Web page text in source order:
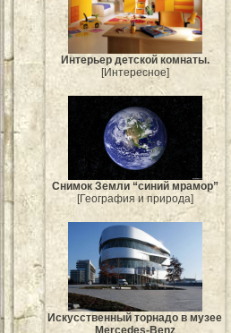
Интерьер детской комнаты.
[Интересное]
Снимок Земли “синий мрамор”
[География и природа]
Искусственный торнадо в музее
Mercedes-Benz